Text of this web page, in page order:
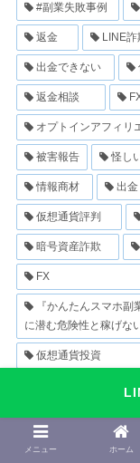
#副業失敗事例
返金 LINE詐
出金できない
返金相談
オプトインアフィリ
被害報告 怪し
情報商材 出
仮想通貨評判
暗号資産詐欺
FX
『かんたんスマホ
に潜む危険性と稼げな
仮想通貨投資
メニュー ホーム